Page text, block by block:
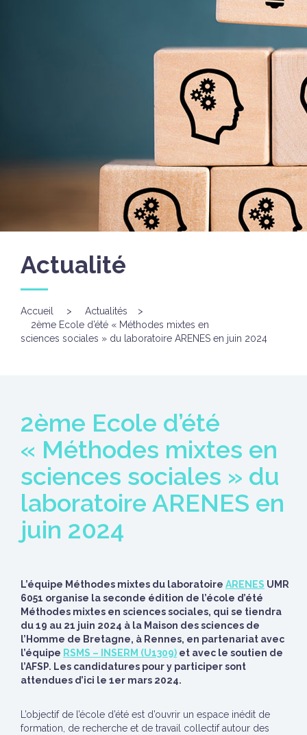
Actualité
Accueil > Actualités
>
2ème Ecole d’été « Méthodes mixtes en
sciences sociales » du laboratoire ARENES en juin 2024
2ème Ecole d’été
« Méthodes mixtes en
sciences sociales » du
laboratoire ARENES en
juin 2024
L’équipe Méthodes mixtes du laboratoire ARENES UMR
6051 organise la seconde édition de l’école d’été
Méthodes mixtes en sciences sociales, qui se tiendra
du 19 au 21 juin 2024 à la Maison des sciences de
l’Homme de Bretagne, à Rennes, en partenariat avec
l’équipe RSMS – INSERM (U1309) et avec le soutien de
l’AFSP. Les candidatures pour y participer sont
attendues d’ici le 1er mars 2024.
L’objectif de l’école d’été est d’ouvrir un espace inédit de
formation, de recherche et de travail collectif autour des